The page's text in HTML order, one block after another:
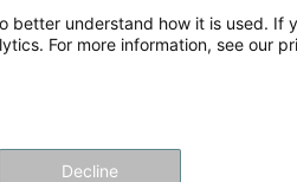
Toiture
better understand how it is used. If
For more information, see our
Decline